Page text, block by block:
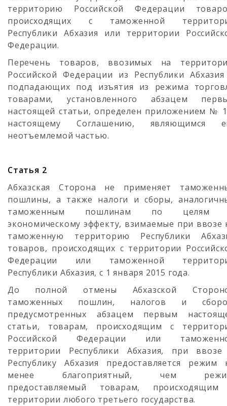
территорию Российской Федерации
происходящих с таможенной
Республики Абхазия или территории
Федерации.
Перечень товаров, ввозимых на
Российской Федерации из Республики
подпадающих под изъятия из режима
товарами, установленного абзацем
настоящей статьи, определен приложением №
настоящему Соглашению, являющимся
неотъемлемой частью.
Статья 2
Абхазская Сторона не применяет
пошлины, а также налоги и сборы,
таможенным пошлинам по целям
экономическому эффекту, взимаемые при ввозе
таможенную территорию Республики
товаров, происходящих с территории
Федерации или таможенной
Республики Абхазия, с 1 января 2015 года.
До полной отмены Абхазской
таможенных пошлин, налогов и
предусмотренных абзацем первым
статьи, товарам, происходящим с
Российской Федерации или
территории Республики Абхазия, при
Республику Абхазия предоставляется режим
менее благоприятный, чем
предоставляемый товарам,
территории любого третьего государства.